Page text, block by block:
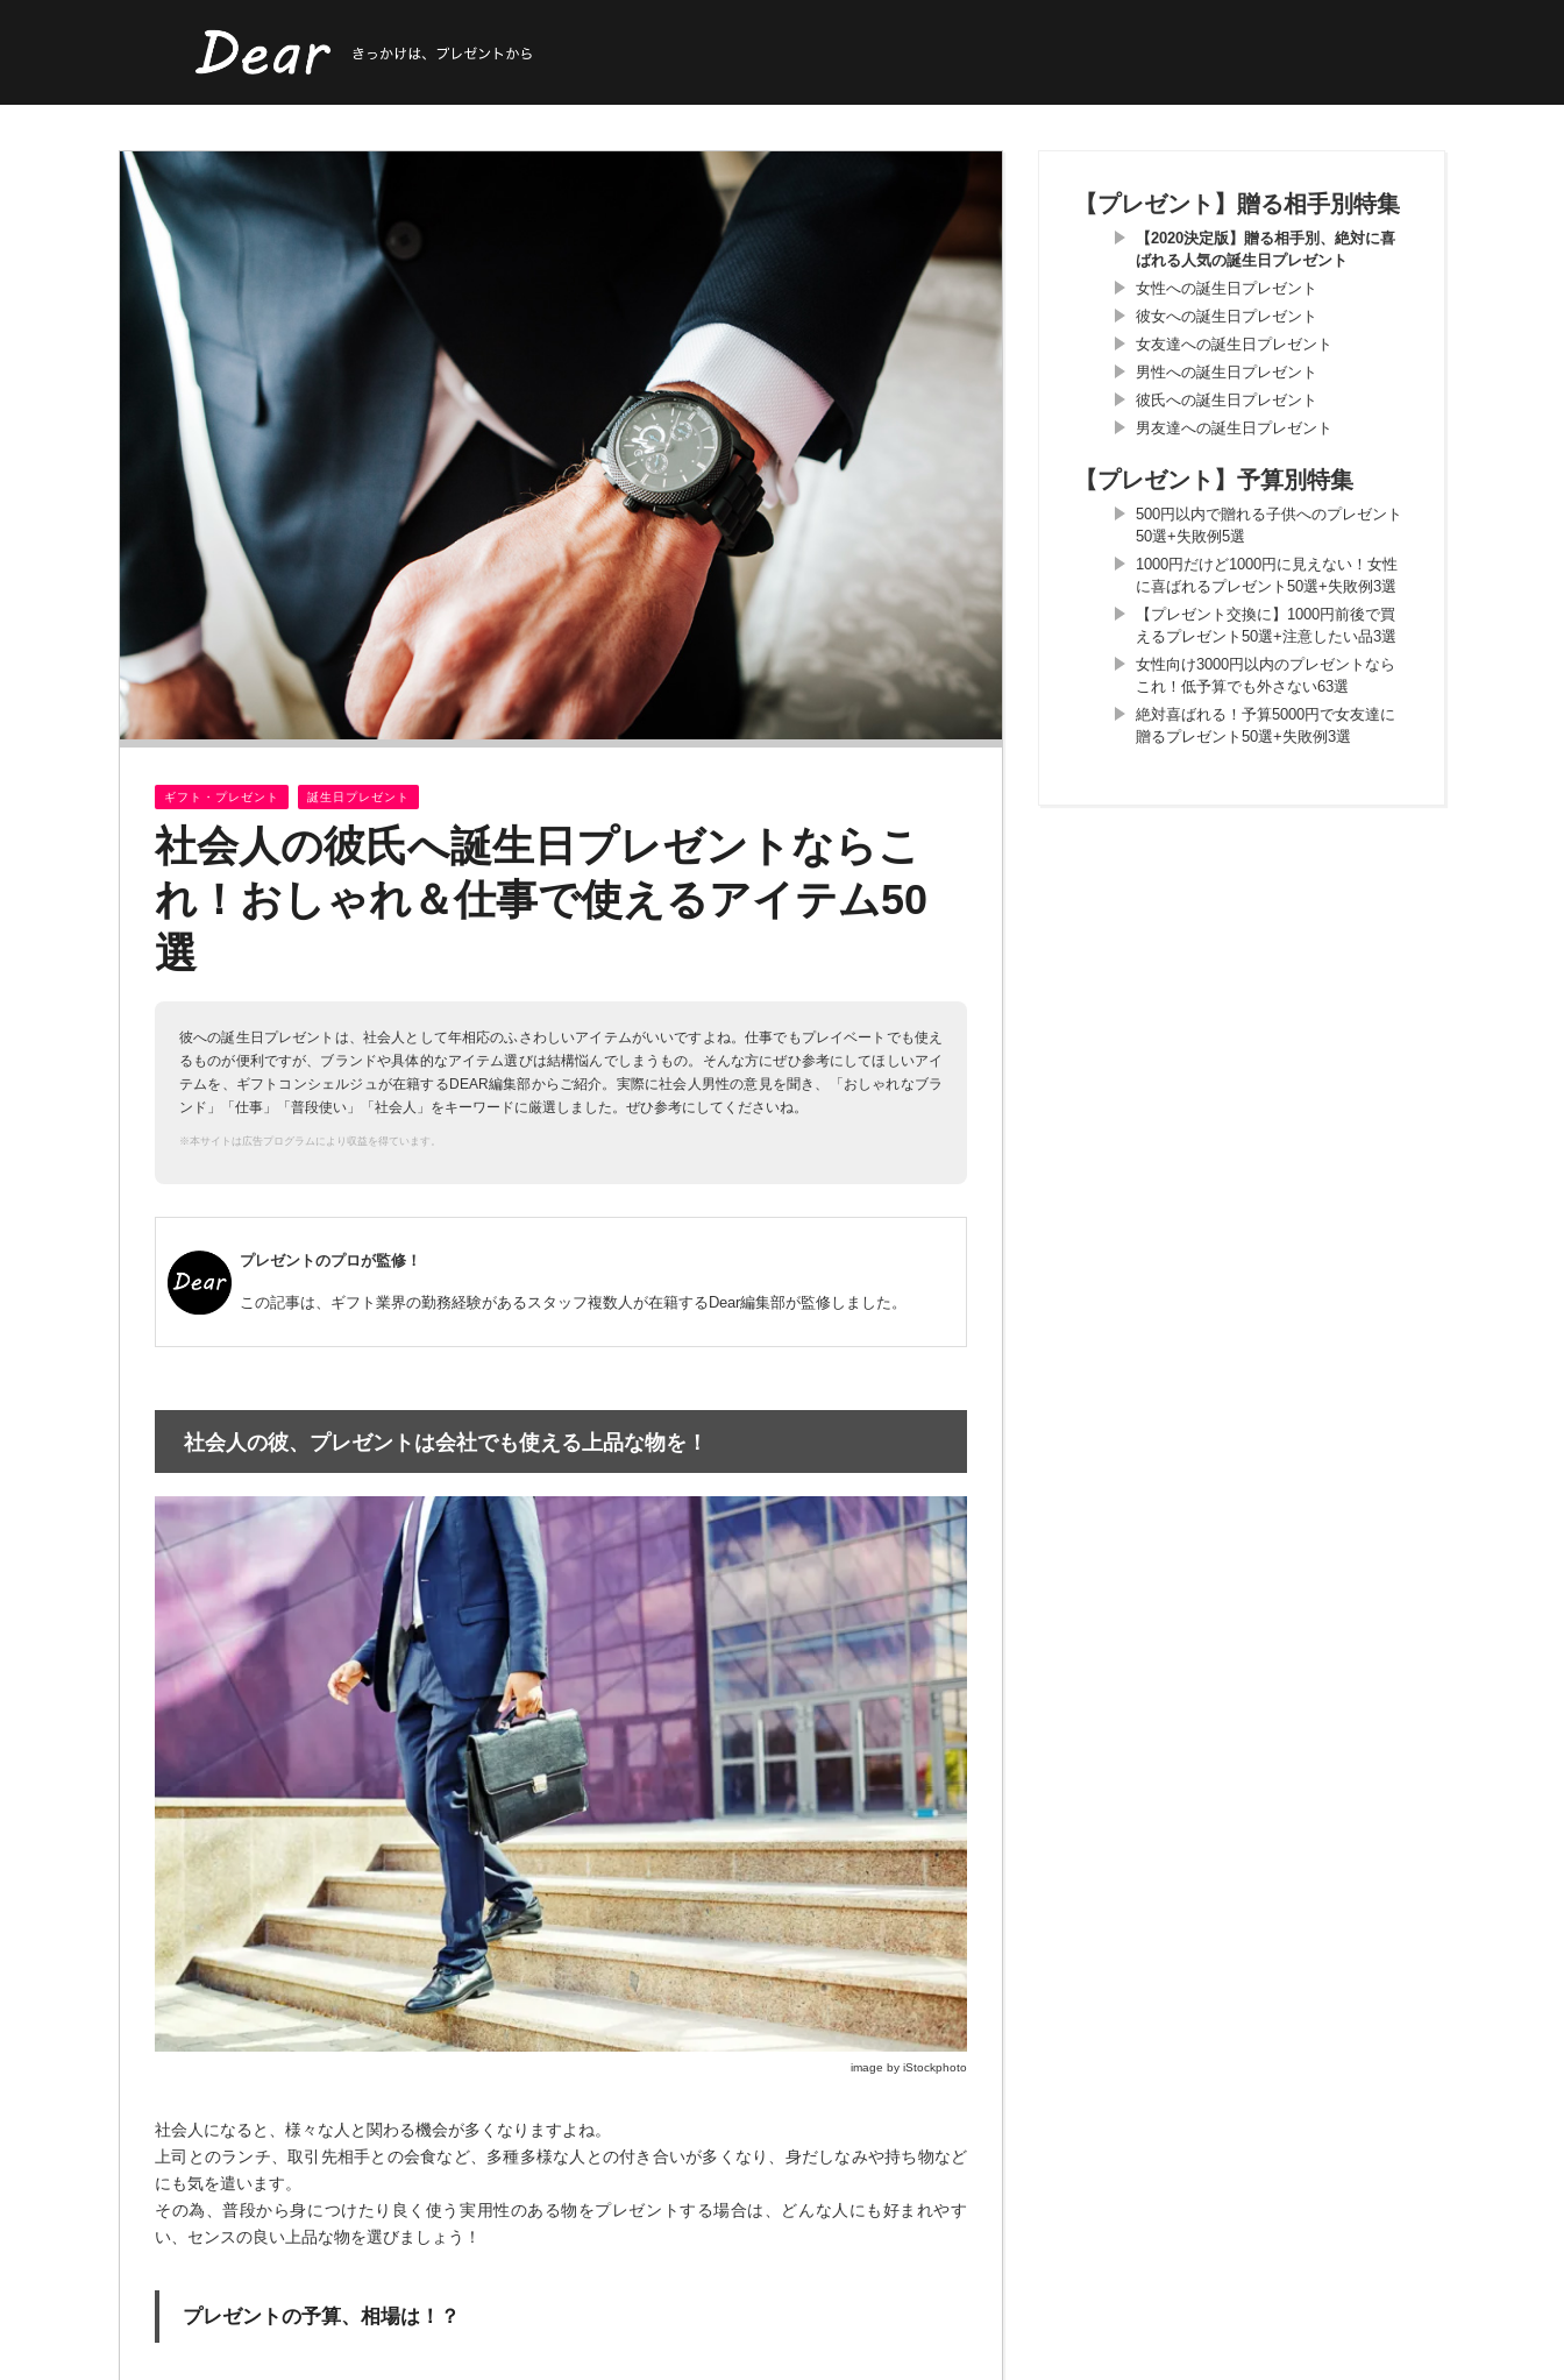
ギフト・プレゼント 誕生日プレゼント
社会人の彼氏へ誕生日プレゼントならこ
れ！おしゃれ＆仕事で使えるアイテム50
選
彼への誕生日プレゼントは、社会人として年相応のふさわしいアイテムがいいですよね。仕事でもプレイベートでも使え
るものが便利ですが、ブランドや具体的なアイテム選びは結構悩んでしまうもの。そんな方にぜひ参考にしてほしいアイ
テムを、ギフトコンシェルジュが在籍するDEAR編集部からご紹介。実際に社会人男性の意見を聞き、「おしゃれなブラ
ンド」「仕事」「普段使い」「社会人」をキーワードに厳選しました。ぜひ参考にしてくださいね。
※本サイトは広告プログラムにより収益を得ています。
プレゼントのプロが監修！
この記事は、ギフト業界の勤務経験があるスタッフ複数人が在籍するDear編集部が監修しました。
社会人の彼、プレゼントは会社でも使える上品な物を！
image by iStockphoto
社会人になると、様々な人と関わる機会が多くなりますよね。
上司とのランチ、取引先相手との会食など、多種多様な人との付き合いが多くなり、身だしなみや持ち物など
にも気を遣います。
その為、普段から身につけたり良く使う実用性のある物をプレゼントする場合は、どんな人にも好まれやす
い、センスの良い上品な物を選びましょう！
プレゼントの予算、相場は！？
【プレゼント】贈る相手別特集
【2020決定版】贈る相手別、絶対に喜
ばれる人気の誕生日プレゼント
女性への誕生日プレゼント
彼女への誕生日プレゼント
女友達への誕生日プレゼント
男性への誕生日プレゼント
彼氏への誕生日プレゼント
男友達への誕生日プレゼント
【プレゼント】予算別特集
500円以内で贈れる子供へのプレゼント
50選+失敗例5選
1000円だけど1000円に見えない！女性
に喜ばれるプレゼント50選+失敗例3選
【プレゼント交換に】1000円前後で買
えるプレゼント50選+注意したい品3選
女性向け3000円以内のプレゼントなら
これ！低予算でも外さない63選
絶対喜ばれる！予算5000円で女友達に
贈るプレゼント50選+失敗例3選